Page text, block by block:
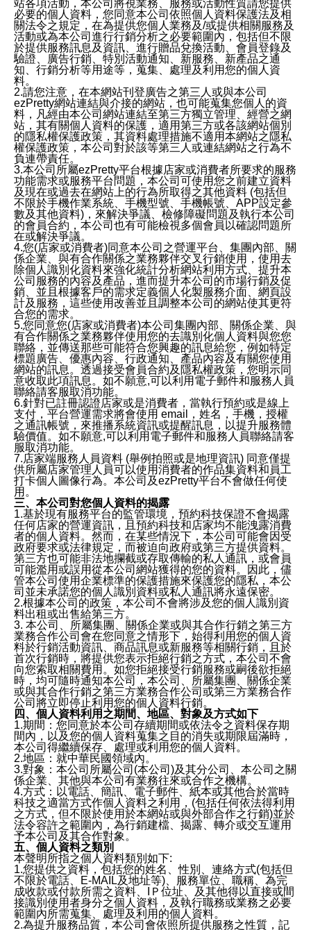
站各項活動，本公司將視業務、服務或活動性質請您提供
必要的個人資料，您同意本公司依照個人資料保護法及相
關法令之規定，在為提供您個人業務及/或提供相關服務及
活動或為本公司進行行銷分析之必要範圍內，包括但不限
於提供服務訊息及資訊、進行贈品兌換活動、會員登錄及
驗證、廣告行銷、特別活動通知、新服務、新產品之通
知、行銷分析等用途等，蒐集、處理及利用您的個人資
料。
2.請您注意，在本網站刊登廣告之第三人或與本公司
ezPretty網站連結與介接的網站，也可能蒐集您個人的資
料，凡經由本公司網站連結至第三方獨立管理、經營之網
站，其有關個人資料的保護，適用第三方或各該網站個別
的隱私權保護政策，其資料處理措施不適用本網站之隱私
權保護政策，本公司對於該等第三人或連結網站之行為不
負連帶責任。
3.本公司所屬ezPretty平台根據店家或消費者所要求的服務
功能需求或服務平台問題，本公司可使用您之前建立資料
及現在或過去在網站上的行為所取得之其他資料 (包括但
不限於手機作業系統、手機型號、手機帳號、APP設定參
數及其他資料)，來解決爭議、檢修障礙問題及執行本公司
的會員合約，本公司也有可能檢視多個會員以確認問題所
在或解決爭議。
4.您(店家或消費者)同意本公司之營運平台、集團內部、關
係企業、與有合作關係之業務夥伴交叉行銷使用，使用去
除個人識別化資料來強化統計分析網站利用方式、提升本
公司服務的內容及產品，進而提升本公司的市場行銷及促
銷、並且根據客戶的需求定義個人化製服務介面、網頁設
計及服務，這些使用改善並且調整本公司的網站使其更符
合您的需求。
5.您同意您(店家或消費者)本公司集團內部、關係企業、與
有合作關係之業務夥伴使用您的去識別化個人資料與您您
聯絡，並傳送那些可能符合您興趣的訊息給您，例如特定
標題廣告、優惠內容、行政通知、產品內容及有關您使用
網站的訊息。透過接受會員合約及隱私權政策，您明示同
意收取此項訊息。如不願意,可以利用電子郵件和服務人員
聯絡請客服取消功能。
6.針對已註冊認證店家或是消費者，當執行預約或是線上
支付，平台營運需求將會使用 email，姓名，手機，授權
之通訊帳號，來推播系統資訊或提醒訊息，以提升服務體
驗價值。如不願意,可以利用電子郵件和服務人員聯絡請客
服取消功能。
7.店家端服務人員資料 (舉例拍照或是地理資訊) 同意僅提
供所屬店家管理人員可以使用消費者的作品集資料和員工
打卡個人圖像行為。本公司及ezPretty平台不會做任何使
用。
三、本公司對您個人資料的揭露
1.基於現有服務平台的監管環境，預約科技保證不會揭露
任何店家的營運資訊，且預約科技和店家均不能洩露消費
者的個人資料。然而，在某些情況下，本公司可能會因受
政府要求或法律規定，而被迫向政府或第三方提供資料。
第三方也可能非法地攔截或存取傳輸的私人通訊，或會員
可能濫用或誤用從本公司網站獲得的您的資料。因此，儘
管本公司使用企業標準的保護措施來保護您的隱私，本公
司並未承諾您的個人識別資料或私人通訊將永遠保密。
2.根據本公司的政策，本公司不會將涉及您的個人識別資
料出租或出售給第三方。
3. 本公司、所屬集團、關係企業或與其合作行銷之第三方
業務合作公司會在您同意之情形下，始得利用您的個人資
料於行銷活動資訊、商品訊息或新服務等相關行銷，且於
首次行銷時，將提供您表示拒絕行銷之方式，本公司不會
向您索取相關費用。如您拒絕接受行銷服務或嗣後欲拒絕
時，均可隨時通知本公司，本公司、所屬集團、關係企業
或與其合作行銷之第三方業務合作公司或第三方業務合作
公司將立即停止利用您的個人資料行銷。
四、個人資料利用之期間、地區、對象及方式如下
1.期間：您同意於本公司存續期間或依法令之資料保存期
間內，以及您的個人資料蒐集之目的消失或期限屆滿時，
本公司得繼續保存、處理或利用您的個人資料。
2.地區：就中華民國領域內。
3.對象：本公司所屬公司(本公司)及其分公司、本公司之關
係企業、其他與本公司有業務往來或合作之機構。
4.方式：以電話、簡訊、電子郵件、紙本或其他合於當時
科技之適當方式作個人資料之利用，(包括任何依法得利用
之方式，但不限於使用於本網站或與外部合作之行銷)並於
法令容許之範圍內，為行銷建檔、揭露、轉介或交互運用
予本公司及其合作對象。
五、個人資料之類別
本聲明所指之個人資料類別如下:
1.您提供之資料，包括您的姓名、性別、連絡方式(包括但
不限於電話、E-MAIL及地址等)、服務單位、職稱、為完
成收款或付款所需之資料、IＰ位址、及其他得以直接或間
接識別使用者身分之個人資料，及執行職務或業務之必要
範圍內所需蒐集、處理及利用的個人資料。
2.為提升服務品質，本公司會依照所提供服務之性質，記